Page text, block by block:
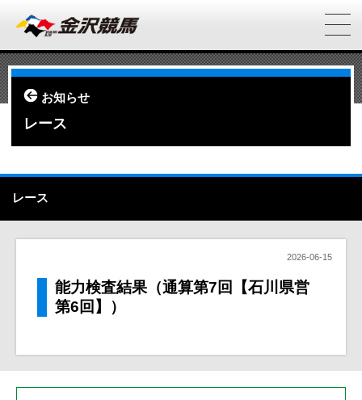
お知らせ
レース
レース
2026-06-15
能力検査結果（通算第7回【石川県営
第6回】）